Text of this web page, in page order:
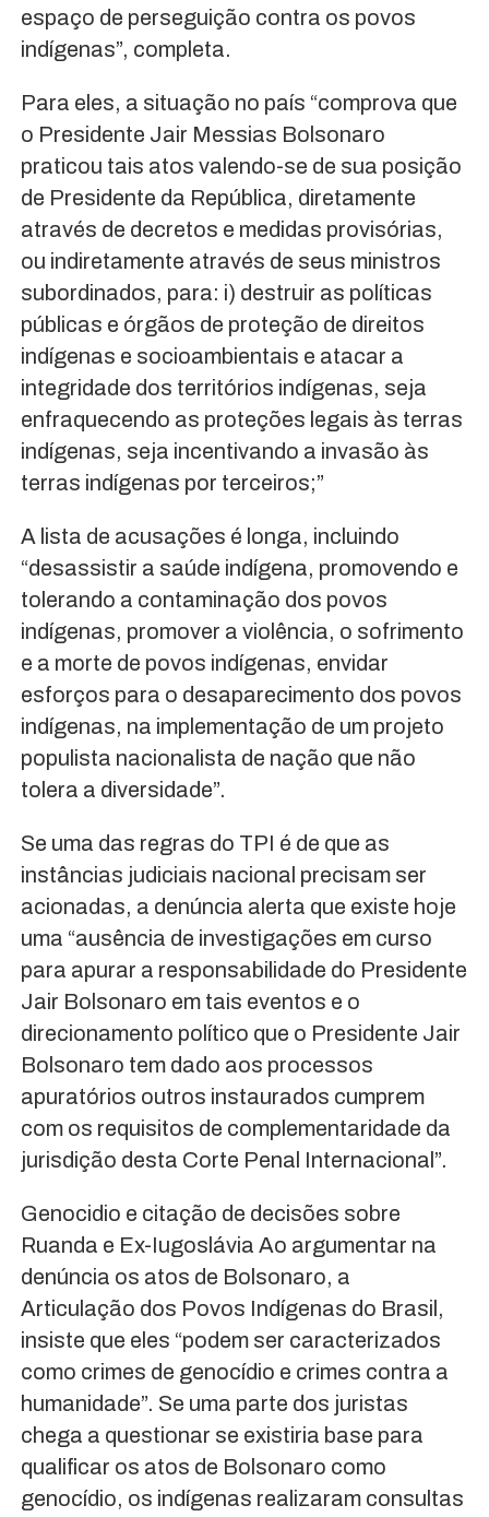
espaço de perseguição contra os povos
indígenas”, completa.
Para eles, a situação no país “comprova que
o Presidente Jair Messias Bolsonaro
praticou tais atos valendo-se de sua posição
de Presidente da República, diretamente
através de decretos e medidas provisórias,
ou indiretamente através de seus ministros
subordinados, para: i) destruir as políticas
públicas e órgãos de proteção de direitos
indígenas e socioambientais e atacar a
integridade dos territórios indígenas, seja
enfraquecendo as proteções legais às terras
indígenas, seja incentivando a invasão às
terras indígenas por terceiros;”
A lista de acusações é longa, incluindo
“desassistir a saúde indígena, promovendo e
tolerando a contaminação dos povos
indígenas, promover a violência, o sofrimento
e a morte de povos indígenas, envidar
esforços para o desaparecimento dos povos
indígenas, na implementação de um projeto
populista nacionalista de nação que não
tolera a diversidade”.
Se uma das regras do TPI é de que as
instâncias judiciais nacional precisam ser
acionadas, a denúncia alerta que existe hoje
uma “ausência de investigações em curso
para apurar a responsabilidade do Presidente
Jair Bolsonaro em tais eventos e o
direcionamento político que o Presidente Jair
Bolsonaro tem dado aos processos
apuratórios outros instaurados cumprem
com os requisitos de complementaridade da
jurisdição desta Corte Penal Internacional”.
Genocidio e citação de decisões sobre
Ruanda e Ex-Iugoslávia Ao argumentar na
denúncia os atos de Bolsonaro, a
Articulação dos Povos Indígenas do Brasil,
insiste que eles “podem ser caracterizados
como crimes de genocídio e crimes contra a
humanidade”. Se uma parte dos juristas
chega a questionar se existiria base para
qualificar os atos de Bolsonaro como
genocídio, os indígenas realizaram consultas